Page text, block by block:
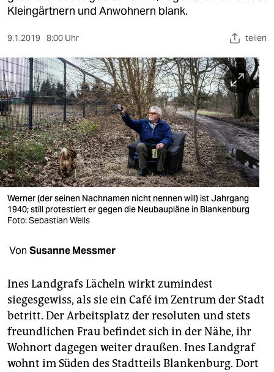
gesellschaft
sport
berlin
nord
wahrheit
verlag
verlag
shop
fragen & hilfe
unterstützen
abo
genossenschaft
Kleingärtnern und Anwohnern blank.
9.1.2019 8:00 Uhr teilen
Werner (der seinen Nachnamen nicht nennen will) ist Jahrgang
1940; still protestiert er gegen die Neubaupläne in Blankenburg
Foto: Sebastian Wells
Von Susanne Messmer
Ines Landgrafs Lächeln wirkt zumindest
siegesgewiss, als sie ein Café im Zentrum der Stadt
betritt. Der Arbeitsplatz der resoluten und stets
freundlichen Frau befindet sich in der Nähe, ihr
Wohnort dagegen weiter draußen. Ines Landgraf
wohnt im Süden des Stadtteils Blankenburg. Dort